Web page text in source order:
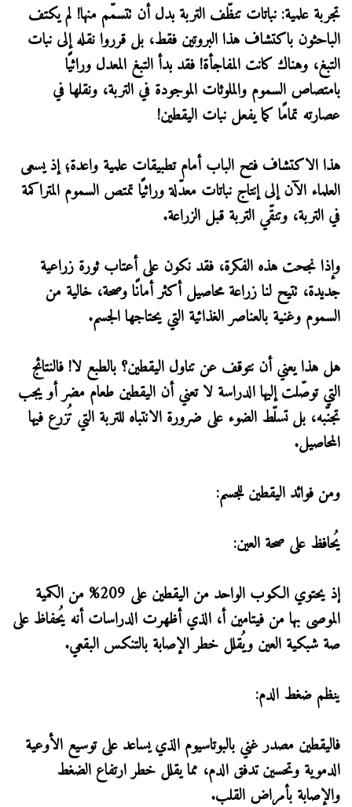
تجربة علمية: نباتات تنظّف التربة بدل أن تتسمّم منها! لم يكتف
الباحثون باكتشاف هذا البروتين فقط، بل قرروا نقله إلى نبات
التبغ، وهناك كانت المفاجأة! فقد بدأ التبغ المعدل وراثيًا
بامتصاص السموم والملوثات الموجودة في التربة، ونقلها في
عصارته تمامًا كما يفعل نبات اليقطين!
هذا الاكتشاف فتح الباب أمام تطبيقات علمية واعدة؛ إذ يسعى
العلماء الآن إلى إنتاج نباتات معدّلة وراثيًا تمتص السموم المتراكمة
في التربة، وتنقّي التربة قبل الزراعة.
وإذا نجحت هذه الفكرة، فقد نكون على أعتاب ثورة زراعية
جديدة، تتيح لنا زراعة محاصيل أكثر أمانًا وصحة، خالية من
السموم وغنية بالعناصر الغذائية التي يحتاجها الجسم.
هل هذا يعني أن نتوقف عن تناول اليقطين؟ بالطبع لا! فالنتائج
التي توصّلت إليها الدراسة لا تعني أن اليقطين طعام مضر أو يجب
تجنّبه، بل تسلّط الضوء على ضرورة الانتباه للتربة التي تُزرع فيها
المحاصيل.
ومن فوائد اليقطين للجسم:
يُحافظ على صحة العين:
إذ يحتوي الكوب الواحد من اليقطين على 209% من الكمية
الموصى بها من فيتامين أ، الذي أظهرت الدراسات أنه يُحفاظ على
صة شبكية العين ويُقلل خطر الإصابة بالتنكس البقعي.
ينظم ضغط الدم:
فاليقطين مصدر غني بالبوتاسيوم الذي يساعد على توسيع الأوعية
الدموية وتحسين تدفق الدم، مما يقلل خطر ارتفاع الضغط
والإصابة بأمراض القلب.